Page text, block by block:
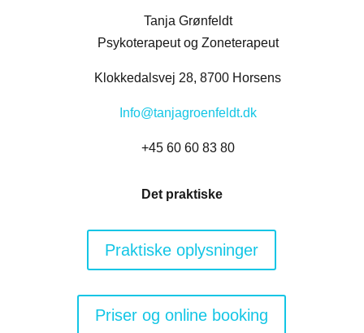
Tanja Grønfeldt
Psykoterapeut og Zoneterapeut
Klokkedalsvej 28, 8700 Horsens
Info@tanjagroenfeldt.dk
+45 60 60 83 80
Det praktiske
Praktiske oplysninger
Priser og online booking